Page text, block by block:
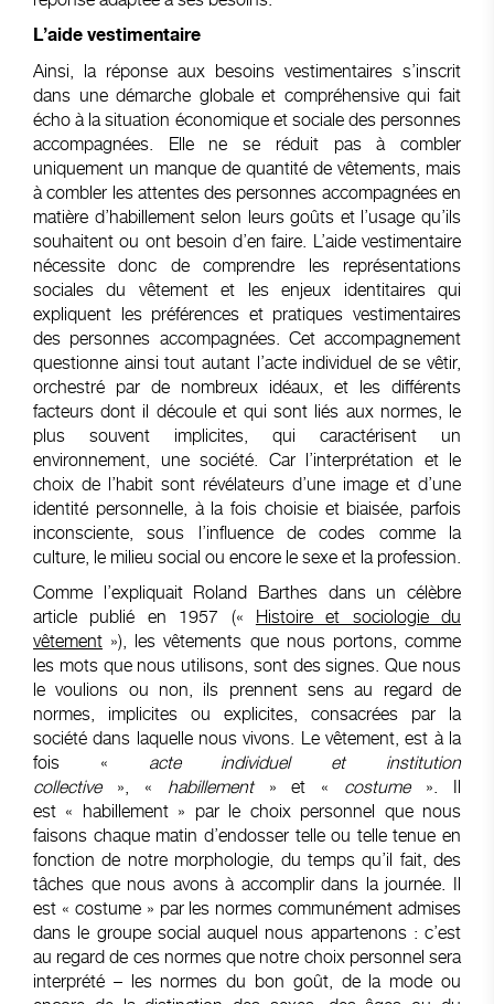
L’aide vestimentaire
Ainsi, la réponse aux besoins vestimentaires s’inscrit
dans une démarche globale et compréhensive qui fait
écho à la situation économique et sociale des personnes
accompagnées. Elle ne se réduit pas à combler
uniquement un manque de quantité de vêtements, mais
à combler les attentes des personnes accompagnées en
matière d’habillement selon leurs goûts et l’usage qu’ils
souhaitent ou ont besoin d’en faire. L’aide vestimentaire
nécessite donc de comprendre les représentations
sociales du vêtement et les enjeux identitaires qui
expliquent les préférences et pratiques vestimentaires
des personnes accompagnées. Cet accompagnement
questionne ainsi tout autant l’acte individuel de se vêtir,
orchestré par de nombreux idéaux, et les différents
facteurs dont il découle et qui sont liés aux normes, le
plus souvent implicites, qui caractérisent un
environnement, une société. Car l’interprétation et le
choix de l’habit sont révélateurs d’une image et d’une
identité personnelle, à la fois choisie et biaisée, parfois
inconsciente, sous l’influence de codes comme la
culture, le milieu social ou encore le sexe et la profession.
Comme l’expliquait Roland Barthes dans un célèbre
article publié en 1957 («
Histoire et sociologie du
vêtement »), les vêtements que nous portons, comme
les mots que nous utilisons, sont des signes. Que nous
le voulions ou non, ils prennent sens au regard de
normes, implicites ou explicites, consacrées par la
société dans laquelle nous vivons. Le vêtement, est à la
fois « acte individuel et institution
collective», « habillement» et « costume». Il
est « habillement » par le choix personnel que nous
faisons chaque matin d’endosser telle ou telle tenue en
fonction de notre morphologie, du temps qu’il fait, des
tâches que nous avons à accomplir dans la journée. Il
est « costume » par les normes communément admises
dans le groupe social auquel nous appartenons : c’est
au regard de ces normes que notre choix personnel sera
interprété – les normes du bon goût, de la mode ou